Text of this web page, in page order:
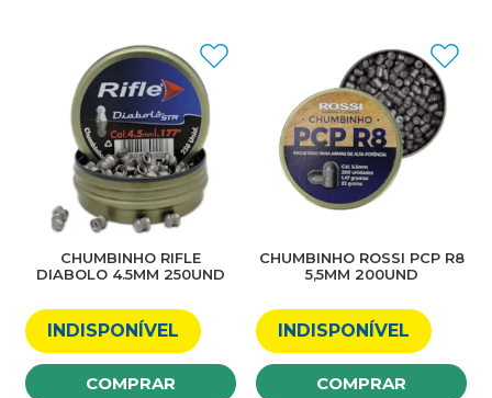
CHUMBINHO RIFLE
DIABOLO 4.5MM 250UND
INDISPONÍVEL
COMPRAR
CHUMBINHO ROSSI PCP R8
5,5MM 200UND
INDISPONÍVEL
COMPRAR